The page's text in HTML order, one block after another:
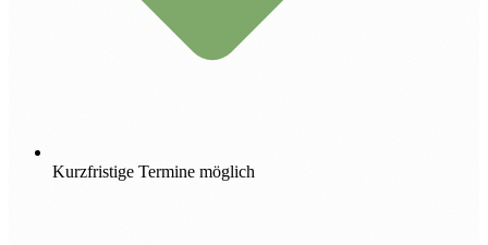
Kurzfristige Termine möglich